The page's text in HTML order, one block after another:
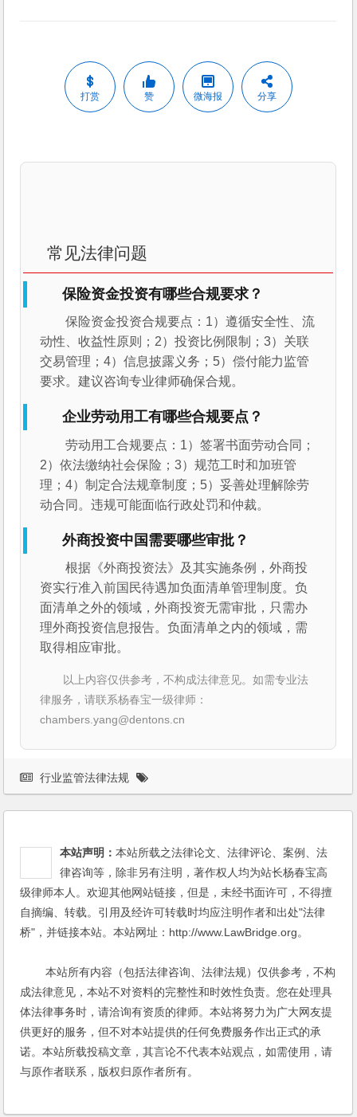
打赏 赞 微海报 分享
常见法律问题
保险资金投资有哪些合规要求？
保险资金投资合规要点：1）遵循安全性、流
动性、收益性原则；2）投资比例限制；3）关联
交易管理；4）信息披露义务；5）偿付能力监管
要求。建议咨询专业律师确保合规。
企业劳动用工有哪些合规要点？
劳动用工合规要点：1）签署书面劳动合同；
2）依法缴纳社会保险；3）规范工时和加班管
理；4）制定合法规章制度；5）妥善处理解除劳
动合同。违规可能面临行政处罚和仲裁。
外商投资中国需要哪些审批？
根据《外商投资法》及其实施条例，外商投
资实行准入前国民待遇加负面清单管理制度。负
面清单之外的领域，外商投资无需审批，只需办
理外商投资信息报告。负面清单之内的领域，需
取得相应审批。
以上内容仅供参考，不构成法律意见。如需专业法
律服务，请联系杨春宝一级律师：
chambers.yang@dentons.cn
行业监管法律法规
本站声明：本站所载之法律论文、法律评论、案例、法
律咨询等，除非另有注明，著作权人均为站长杨春宝高
级律师本人。欢迎其他网站链接，但是，未经书面许可，不得擅
自摘编、转载。引用及经许可转载时均应注明作者和出处"法律
桥"，并链接本站。本站网址：http://www.LawBridge.org。
本站所有内容（包括法律咨询、法律法规）仅供参考，不构
成法律意见，本站不对资料的完整性和时效性负责。您在处理具
体法律事务时，请洽询有资质的律师。本站将努力为广大网友提
供更好的服务，但不对本站提供的任何免费服务作出正式的承
诺。本站所载投稿文章，其言论不代表本站观点，如需使用，请
与原作者联系，版权归原作者所有。